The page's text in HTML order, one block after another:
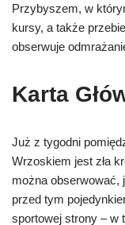
Przybyszem, w
kursy, a także
obserwuje
Karta
Już z tygodni
Wrzoskiem jest zła
można obserwować,
przed tym
sportowej strony – w